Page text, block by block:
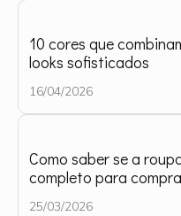
10 cores que
looks sofisticados
16/04/2026
Como saber se a
completo para
25/03/2026